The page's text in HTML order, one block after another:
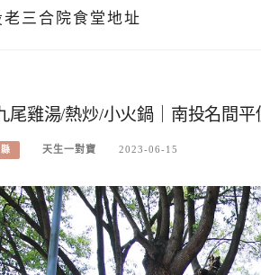
老三合院食堂地址
尾雞湯/熱炒/小火鍋｜南投名間平
天生一對寶 2023-06-15